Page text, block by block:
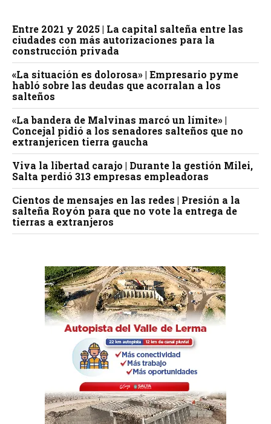
Entre 2021 y 2025 | La capital salteña entre las
ciudades con más autorizaciones para la
construcción privada
«La situación es dolorosa» | Empresario pyme
habló sobre las deudas que acorralan a los
salteños
«La bandera de Malvinas marcó un límite» |
Concejal pidió a los senadores salteños que no
extranjericen tierra gaucha
Viva la libertad carajo | Durante la gestión Milei,
Salta perdió 313 empresas empleadoras
Cientos de mensajes en las redes | Presión a la
salteña Royón para que no vote la entrega de
tierras a extranjeros